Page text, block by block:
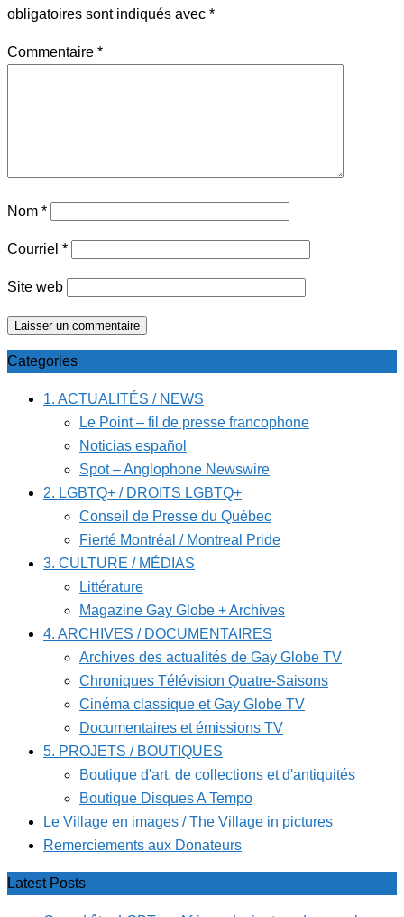
obligatoires sont indiqués avec *
Commentaire *
Nom *
Courriel *
Site web
Categories
1. ACTUALITÉS / NEWS
Le Point – fil de presse francophone
Noticias español
Spot – Anglophone Newswire
2. LGBTQ+ / DROITS LGBTQ+
Conseil de Presse du Québec
Fierté Montréal / Montreal Pride
3. CULTURE / MÉDIAS
Littérature
Magazine Gay Globe + Archives
4. ARCHIVES / DOCUMENTAIRES
Archives des actualités de Gay Globe TV
Chroniques Télévision Quatre-Saisons
Cinéma classique et Gay Globe TV
Documentaires et émissions TV
5. PROJETS / BOUTIQUES
Boutique d'art, de collections et d'antiquités
Boutique Disques A Tempo
Le Village en images / The Village in pictures
Remerciements aux Donateurs
Latest Posts